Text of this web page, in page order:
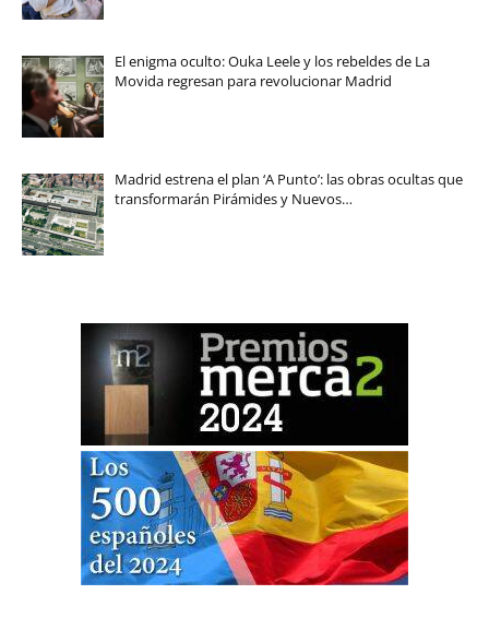
El enigma oculto: Ouka Leele y los rebeldes de La
Movida regresan para revolucionar Madrid
Madrid estrena el plan ‘A Punto’: las obras ocultas que
transformarán Pirámides y Nuevos…